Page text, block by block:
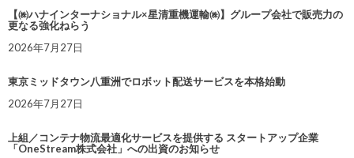
【㈱ハナインターナショナル×星清重機運輸㈱】グループ会社で販売力の
更なる強化ねらう
2026年7月27日
東京ミッドタウン八重洲でロボット配送サービスを本格始動
2026年7月27日
上組／コンテナ物流最適化サービスを提供する スタートアップ企業
「OneStream株式会社」への出資のお知らせ